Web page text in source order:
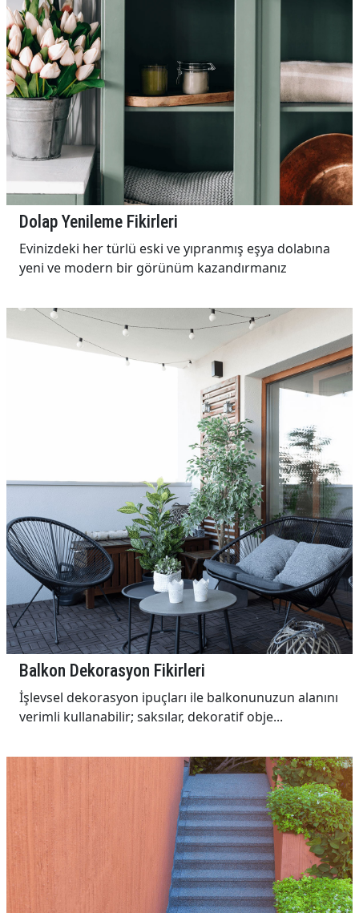
Dolap Yenileme Fikirleri
Evinizdeki her türlü eski ve yıpranmış eşya dolabına
yeni ve modern bir görünüm kazandırmanız
Balkon Dekorasyon Fikirleri
İşlevsel dekorasyon ipuçları ile balkonunuzun alanını
verimli kullanabilir; saksılar, dekoratif obje...